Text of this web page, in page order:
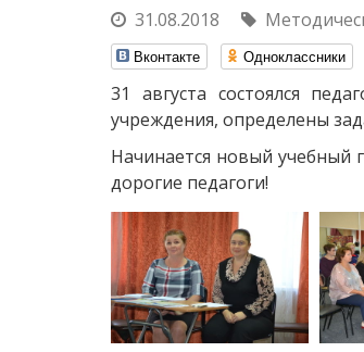
31.08.2018
Вконтакте Одноклассники
31 августа состоялся
учреждения, определены
Начинается новый учебный
дорогие педагоги!